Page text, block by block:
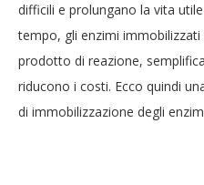
difficili e prolungano la vita
tempo, gli enzimi
prodotto di reazione,
riducono i costi. Ecco quindi
di immobilizzazione degli